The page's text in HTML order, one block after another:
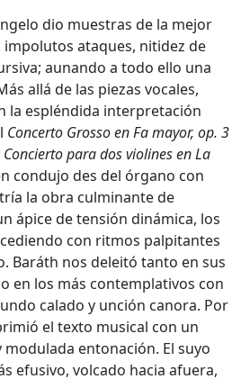
dio muestras de la mejor
ataques, nitidez de
aunando a todo ello una
allá de las piezas vocales,
la espléndida interpretación
Concerto Grosso en Fa mayor, op. 3
Concierto para dos violines en La
condujo des del órgano con
la obra culminante de
ápice de tensión dinámica, los
con ritmos palpitantes
Baráth nos deleitó tanto en sus
en los más contemplativos con
calado y unción canora. Por
el texto musical con un
entonación. El suyo
efusivo, volcado hacia afuera,